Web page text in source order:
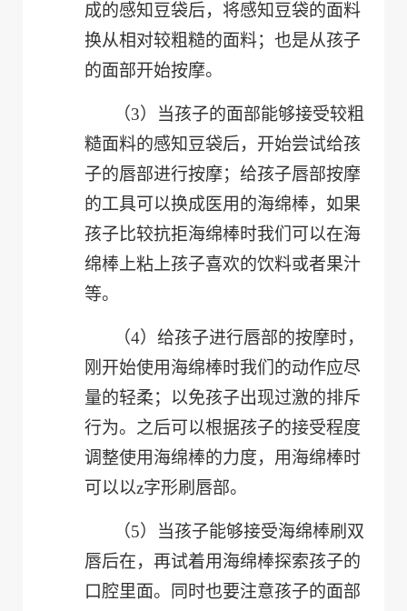
成的感知豆袋后，将感知豆袋的面料
换从相对较粗糙的面料；也是从孩子
的面部开始按摩。
（3） 当孩子的面部能够接受较粗
糙面料的感知豆袋后，开始尝试给孩
子的唇部进行按摩；给孩子唇部按摩
的工具可以换成医用的海绵棒，如果
孩子比较抗拒海绵棒时我们可以在海
绵棒上粘上孩子喜欢的饮料或者果汁
等。
（4） 给孩子进行唇部的按摩时，
刚开始使用海绵棒时我们的动作应尽
量的轻柔；以免孩子出现过激的排斥
行为。之后可以根据孩子的接受程度
调整使用海绵棒的力度，用海绵棒时
可以以z字形刷唇部。
（5） 当孩子能够接受海绵棒刷双
唇后在，再试着用海绵棒探索孩子的
口腔里面。同时也要注意孩子的面部